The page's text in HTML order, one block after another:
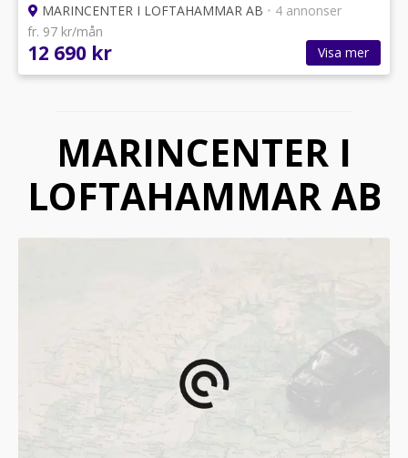
MARINCENTER I LOFTAHAMMAR AB • 4 annonser
fr. 97 kr/mån
12 690 kr Visa mer
MARINCENTER I
LOFTAHAMMAR AB